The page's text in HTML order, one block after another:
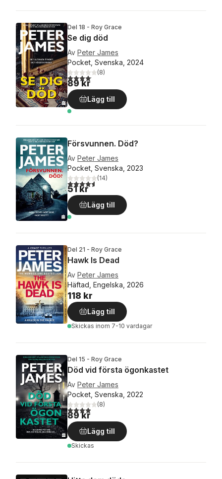
Del 18 - Roy Grace
Se dig död
Av Peter James
Pocket, Svenska, 2024
4,1utav 5 stjärnor. Totalt antal röster:
(8)
89 kr
Lägg till
Försvunnen. Död?
Av Peter James
Pocket, Svenska, 2023
4,6utav 5 stjärnor. Totalt antal röster:
(14)
51 kr
Lägg till
Del 21 - Roy Grace
Hawk Is Dead
Av Peter James
Häftad, Engelska, 2026
118 kr
Lägg till
Skickas inom 7-10 vardagar
Del 15 - Roy Grace
Död vid första ögonkastet
Av Peter James
Pocket, Svenska, 2022
3,9utav 5 stjärnor. Totalt antal röster:
(8)
89 kr
Lägg till
Skickas